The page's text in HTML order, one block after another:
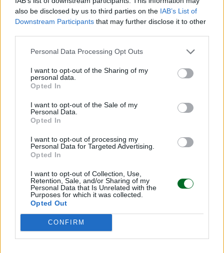
also be disclosed by us to third parties on the IAB’s List of
Downstream Participants that may further disclose it to other
Personal Data Processing Opt Outs
I want to opt-out of the Sharing of my
personal data.
Opted In
I want to opt-out of the Sale of my
Personal Data.
Opted In
I want to opt-out of processing my
Personal Data for Targeted Advertising.
Opted In
I want to opt-out of Collection, Use,
Retention, Sale, and/or Sharing of my
Personal Data that Is Unrelated with the
Purposes for which it was collected.
Opted Out
CONFIRM
Importanti sviluppi si registrano anche nel settore
telecomunicazioni
, dove Telecom Italia
posa di un nuovo cavo sottomarino per la
trasmissione dati tra Italia e Algeria, oltre allo
sviluppo di data center e programmi formativi in
ambito digitale.
© RIPRODUZIONE RISERVATA
imprese Italia
Condividi